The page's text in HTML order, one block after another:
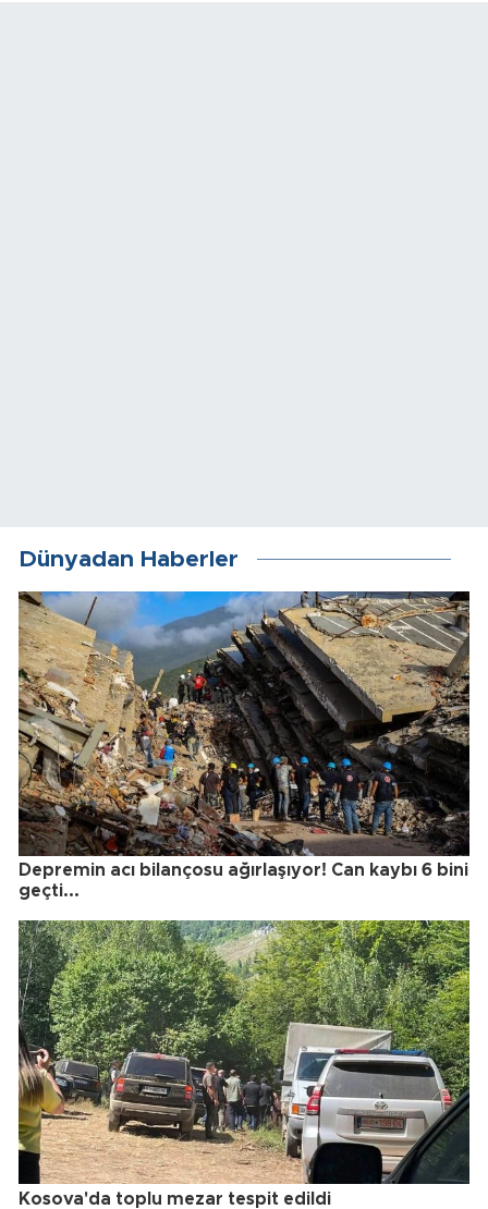
Dünyadan Haberler
Depremin acı bilançosu ağırlaşıyor! Can kaybı 6 bini
geçti...
Kosova'da toplu mezar tespit edildi